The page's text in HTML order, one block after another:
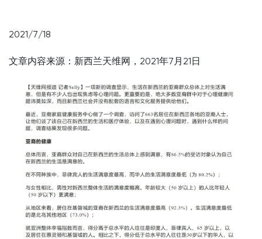
2021/7/18
文章内容来源：新西兰天维网，2021年7月21日